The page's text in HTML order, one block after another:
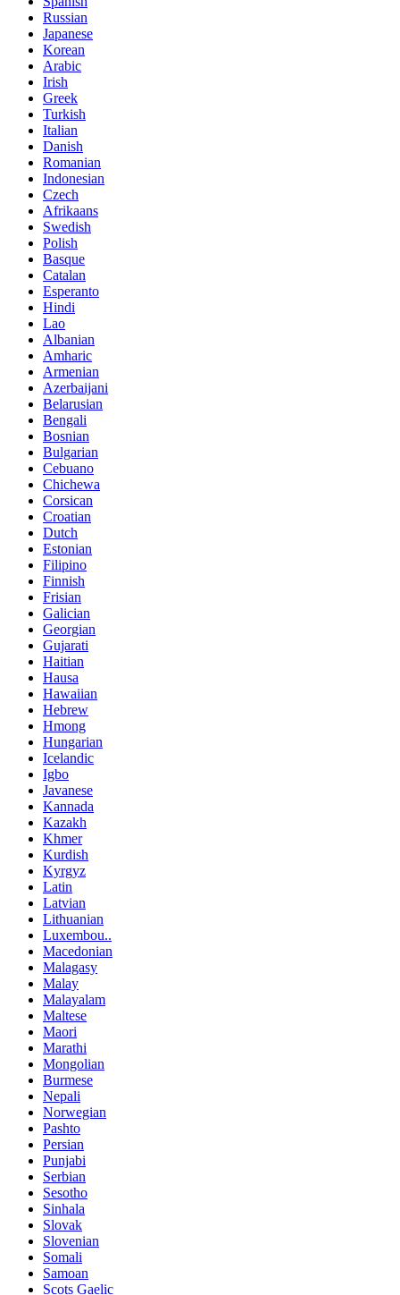
Russian
Japanese
Korean
Arabic
Irish
Greek
Turkish
Italian
Danish
Romanian
Indonesian
Czech
Afrikaans
Swedish
Polish
Basque
Catalan
Esperanto
Hindi
Lao
Albanian
Amharic
Armenian
Azerbaijani
Belarusian
Bengali
Bosnian
Bulgarian
Cebuano
Chichewa
Corsican
Croatian
Dutch
Estonian
Filipino
Finnish
Frisian
Galician
Georgian
Gujarati
Haitian
Hausa
Hawaiian
Hebrew
Hmong
Hungarian
Icelandic
Igbo
Javanese
Kannada
Kazakh
Khmer
Kurdish
Kyrgyz
Latin
Latvian
Lithuanian
Luxembou..
Macedonian
Malagasy
Malay
Malayalam
Maltese
Maori
Marathi
Mongolian
Burmese
Nepali
Norwegian
Pashto
Persian
Punjabi
Serbian
Sesotho
Sinhala
Slovak
Slovenian
Somali
Samoan
Scots Gaelic